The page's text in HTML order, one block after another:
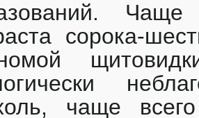
сорока-
чаще